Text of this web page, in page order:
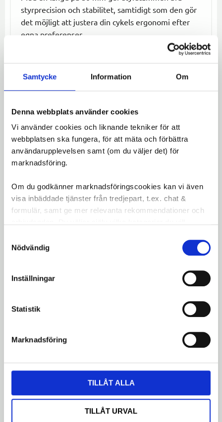
Samtycke Information Om
Denna webbplats använder cookies
Vi använder cookies och liknande tekniker för att
webbplatsen ska fungera, för att mäta och förbättra
användarupplevelsen samt (om du väljer det) för
marknadsföring.
Om du godkänner marknadsföringscookies kan vi även
visa inbäddade tjänster från tredjepart, t.ex. chat &
formulär, samt ge mer relevanta rekommendationer och
Nödvändig
Inställningar
Statistik
Marknadsföring
TILLÅT ALLA
TILLÅT URVAL
styrprecision och stabilitet, samtidigt som den gör
det möjligt att justera din cykels ergonomi efter
egna preferenser.
Längd:
80 mm
Styrdiameter:
Vinkel:Justerbar från -10° till +60°
HighFix Justerbar Styrstam – den optimala
lösningen för en anpassad cykelupplevelse med
förbättrad komfort och kontroll.
Facebook
TwitterLinkedIn
Omdömen
Du
LIKNANDE PRODUKTER